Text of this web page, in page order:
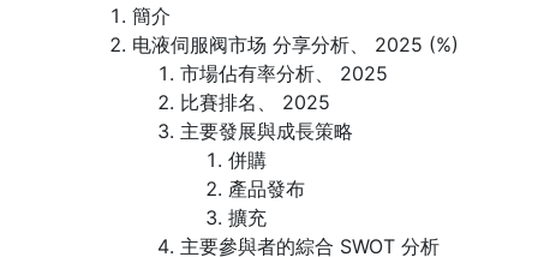
簡介
电液伺服阀市场 分享分析、 2025 (%)
市場佔有率分析、 2025
比賽排名、 2025
主要發展與成長策略
併購
產品發布
擴充
主要參與者的綜合 SWOT 分析